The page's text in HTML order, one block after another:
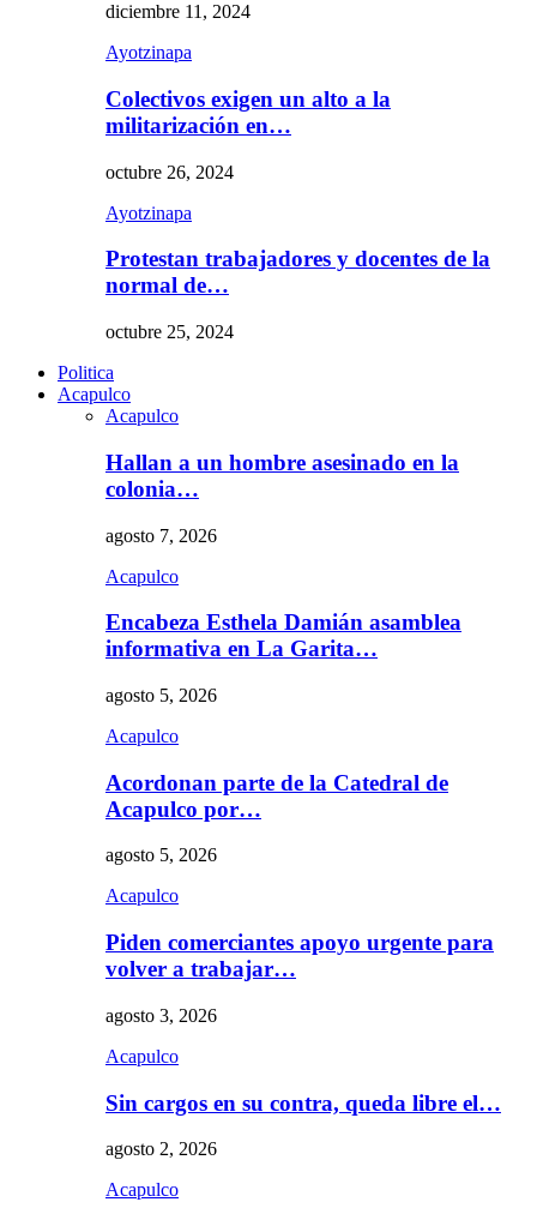
diciembre 11, 2024
Ayotzinapa
Colectivos exigen un alto a la
militarización en…
octubre 26, 2024
Ayotzinapa
Protestan trabajadores y docentes de la
normal de…
octubre 25, 2024
Politica
Acapulco
Acapulco
Hallan a un hombre asesinado en la
colonia…
agosto 7, 2026
Acapulco
Encabeza Esthela Damián asamblea
informativa en La Garita…
agosto 5, 2026
Acapulco
Acordonan parte de la Catedral de
Acapulco por…
agosto 5, 2026
Acapulco
Piden comerciantes apoyo urgente para
volver a trabajar…
agosto 3, 2026
Acapulco
Sin cargos en su contra, queda libre el…
agosto 2, 2026
Acapulco